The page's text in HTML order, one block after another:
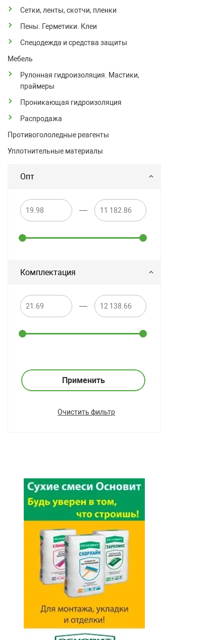
Сетки, ленты, скотчи, пленки
Пены. Герметики. Клеи
Спецодежда и средства защиты
Мебель
Рулонная гидроизоляция. Мастики,
праймеры
Проникающая гидроизоляция
Распродажа
Противогололедные реагенты
Уплотнительные материалы
Опт
—
Комплектация
—
Применить
Очистить фильтр